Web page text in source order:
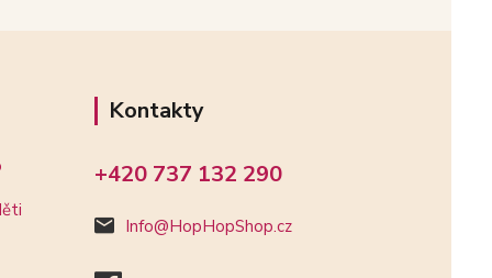
Kontakty
+420 737 132 290
Info@HopHopShop.cz